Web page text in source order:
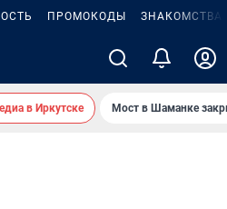
ПРОМОКОДЫ ЗНАКОМСТВА
в Иркутске Мост в Шаманке